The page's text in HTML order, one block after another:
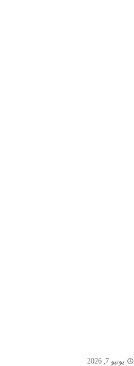
يونيو 7, 2026